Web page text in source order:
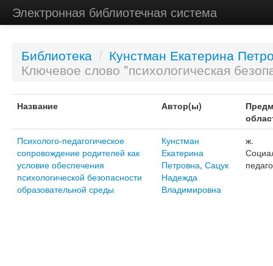
Электронная библиотечная система
Библиотека / Кунстман Екатерина
Ключевое слово "психологическая
Название Автор(ы)
Психолого-педагогическое
сопровождение родителей как
условие обеспечения
психологической безопасности
образовательной среды
Кунстман
Екатерина
Петровна, Сацук
Надежда
Владимировна
ж.